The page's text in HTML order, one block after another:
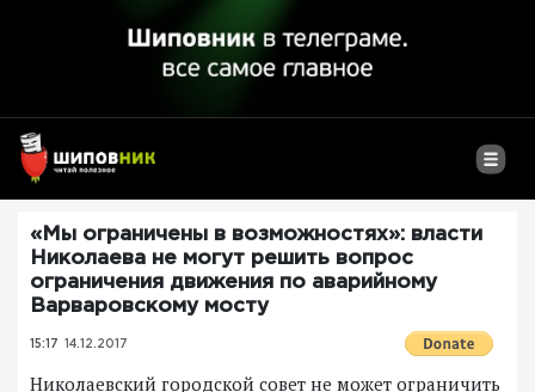
«Мы ограничены в возможностях»: власти
Николаева не могут решить вопрос
ограничения движения по аварийному
Варваровскому мосту
15:17 14.12.2017
Николаевский городской совет не может ограничить